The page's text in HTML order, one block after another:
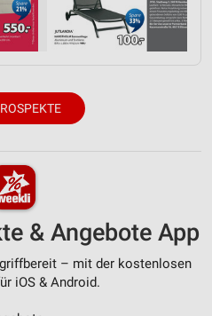
& Angebote App
– mit der kostenlosen
iOS & Android.
der Angebote
zur Auswahl von